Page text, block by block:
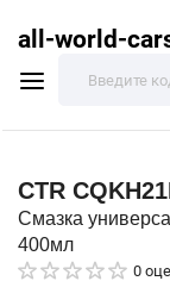
all-world-
CTR
Смазка
400мл
0